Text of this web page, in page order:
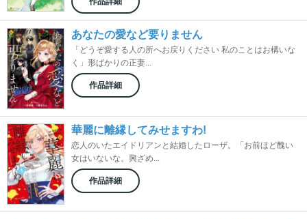
あなたの愛など要りません
「どうぞ愛する人の所へお戻りください 私のことはお構いな
く」形ばかりの正妻...
作品詳細
華麗に離縁してみせますわ!
恋人のいたエイドリアンと結婚したローザ。「お前ほど醜い
女はいないな。興ざめ...
作品詳細